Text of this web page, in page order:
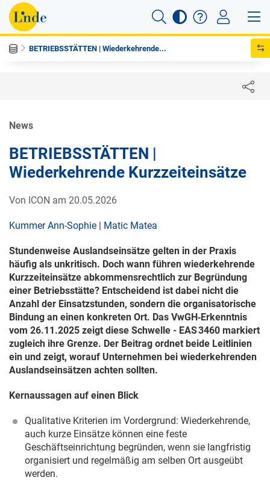
BETRIEBSSTÄTTEN | Wiederkehrende...
News
BETRIEBSSTÄTTEN |
Wiederkehrende Kurzzeiteinsätze
Von ICON am 20.05.2026
Kummer Ann-Sophie | Matic Matea
Stundenweise Auslandseinsätze gelten in der Praxis
häufig als unkritisch. Doch wann führen wiederkehrende
Kurzzeiteinsätze abkommensrechtlich zur Begründung
einer Betriebsstätte? Entscheidend ist dabei nicht die
Anzahl der Einsatzstunden, sondern die organisatorische
Bindung an einen konkreten Ort. Das VwGH‑Erkenntnis
vom 26.11.2025 zeigt diese Schwelle - EAS 3460 markiert
zugleich ihre Grenze. Der Beitrag ordnet beide Leitlinien
ein und zeigt, worauf Unternehmen bei wiederkehrenden
Auslandseinsätzen achten sollten.
Kernaussagen auf einen Blick
Qualitative Kriterien im Vordergrund: Wiederkehrende,
auch kurze Einsätze können eine feste
Geschäftseinrichtung begründen, wenn sie langfristig
organisiert und regelmäßig am selben Ort ausgeübt
werden.